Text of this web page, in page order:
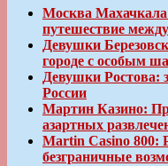
Москва
путешествие
Девушки
городе с особым
Девушки Ростова:
России
Мартин Казино:
азартных
Martin Casino 800:
безграничные